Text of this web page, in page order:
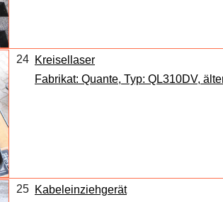
24 Kreisellaser
Fabrikat: Quante, Typ: QL310DV,
25 Kabeleinziehgerät